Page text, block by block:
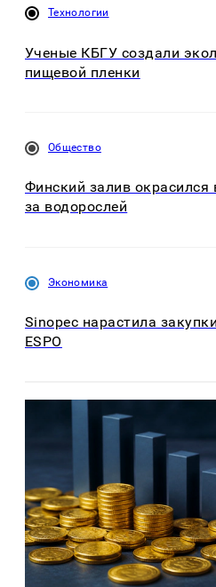
Технологии
Ученые КБГУ создали
пищевой пленки
Общество
Финский залив окрасился
за водорослей
Экономика
Sinopec нарастила
ESPO